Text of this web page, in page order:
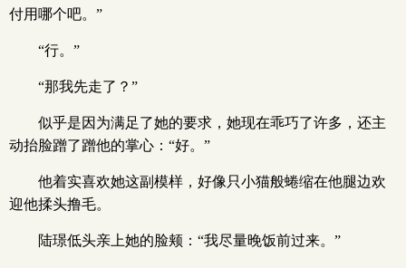
付用哪个吧。”
“行。”
“那我先走了？”
似乎是因为满足了她的要求，她现在乖巧了许多，还主
动抬脸蹭了蹭他的掌心：“好。”
他着实喜欢她这副模样，好像只小猫般蜷缩在他腿边欢
迎他揉头撸毛。
陆璟低头亲上她的脸颊：“我尽量晚饭前过来。”